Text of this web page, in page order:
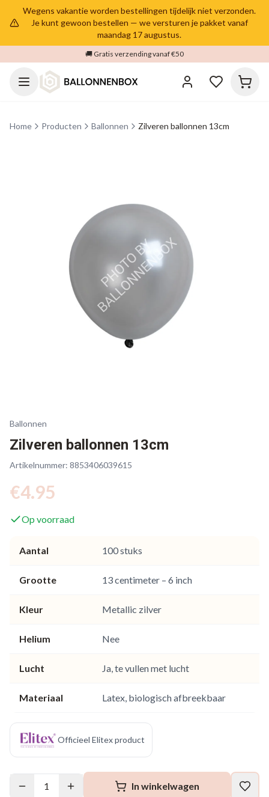
Wegens vakantie worden bestellingen tijdelijk niet verzonden.
Je kunt gewoon bestellen — we versturen je pakket vanaf
maandag 17 augustus.
🚚 Gratis verzending vanaf €50
Home Producten Ballonnen Zilveren ballonnen 13cm
Ballonnen
Zilveren ballonnen 13cm
Artikelnummer: 8853406039615
€4.95
Op voorraad
Aantal 100 stuks
Grootte 13 centimeter – 6 inch
Kleur Metallic zilver
Helium Nee
Lucht Ja, te vullen met lucht
Materiaal Latex, biologisch afbreekbaar
Officieel Elitex product
1 In winkelwagen